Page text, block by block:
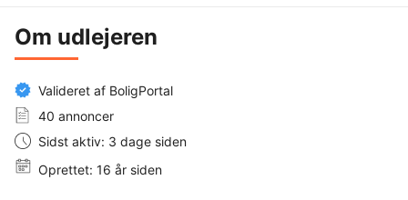
Om udlejeren
Valideret af BoligPortal
40 annoncer
Sidst aktiv: 3 dage siden
Oprettet: 16 år siden